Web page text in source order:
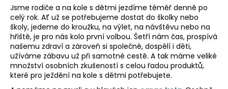
Jsme rodiče a na kole s dětmi jezdíme téměř denně po
celý rok. Ať už se potřebujeme dostat do školky nebo
školy, jedeme do kroužku, na výlet, na návštěvu nebo na
hřiště, je pro nás kolo první volbou. Šetří nám čas, prospívá
našemu zdraví a zároveň si společně, dospělí i děti,
užíváme zábavu už při samotné cestě. A tak máme veliké
množství osobních zkušeností s celou řadou produktů,
které pro ježdění na kole s dětmi potřebujete.
o
p
o
t
ř
e